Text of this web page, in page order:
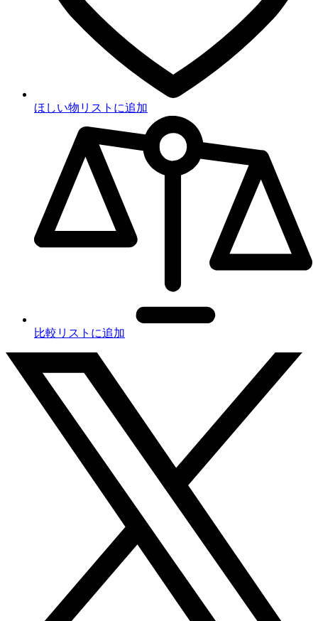
ほしい物リストに追加
比較リストに追加